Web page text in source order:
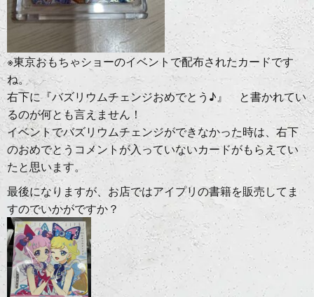
※東京おもちゃショーのイベントで配布されたカードです
ね。
右下に『バズリウムチェンジおめでとう♪』 と書かれてい
るのが何とも言えません！
イベントでバズリウムチェンジができなかった時は、右下
のおめでとうコメントが入っていないカードがもらえてい
たと思います。
最後になりますが、お店ではアイプリの書籍を販売してま
すのでいかがですか？